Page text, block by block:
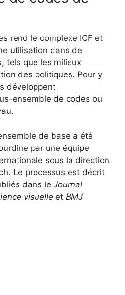
rend le complexe ICF et
utilisation dans de
tels que les milieux
des politiques. Pour y
développent
ensemble de codes ou
de base a été
par une équipe
sous la direction
Le processus est décrit
dans le Journal
visuelle et BMJ